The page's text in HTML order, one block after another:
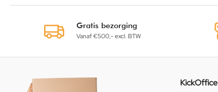
Gratis bezorging
Vanaf €500,- excl. BTW
KickOffice